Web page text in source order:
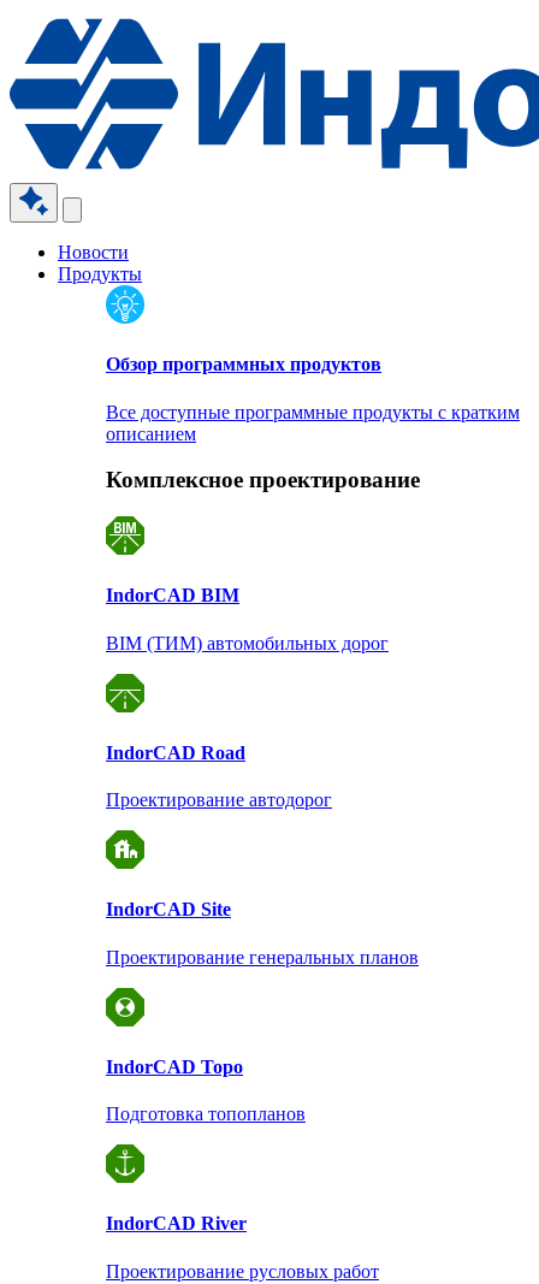
Новости
Продукты
Обзор программных продуктов
Все доступные программные продукты с кратким
описанием
Комплексное проектирование
IndorCAD BIM
BIM (ТИМ) автомобильных дорог
IndorCAD Road
Проектирование автодорог
IndorCAD Site
Проектирование генеральных планов
IndorCAD Topo
Подготовка топопланов
IndorCAD River
Проектирование русловых работ